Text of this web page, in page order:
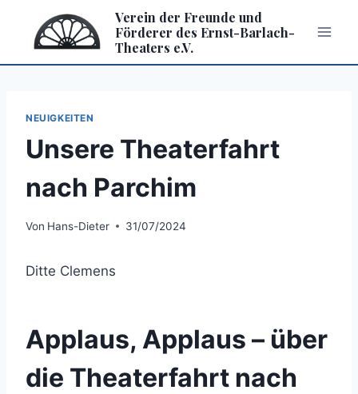
springen
Verein der Freunde und
Förderer des Ernst-Barlach-
Theaters e.V.
NEUIGKEITEN
Unsere Theaterfahrt
nach Parchim
Von Hans-Dieter 31/07/2024
Ditte Clemens
Applaus, Applaus – über
die Theaterfahrt nach